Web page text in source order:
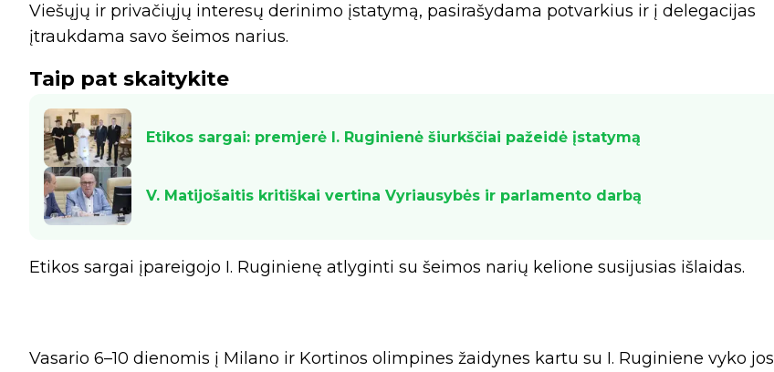
Viešųjų ir privačiųjų interesų derinimo įstatymą, pasirašydama potvarkius ir į delegacijas
įtraukdama savo šeimos narius.
Taip pat skaitykite
Etikos sargai: premjerė I. Ruginienė šiurkščiai pažeidė įstatymą
V. Matijošaitis kritiškai vertina Vyriausybės ir parlamento darbą
Etikos sargai įpareigojo I. Ruginienę atlyginti su šeimos narių kelione susijusias išlaidas.
Vasario 6–10 dienomis į Milano ir Kortinos olimpines žaidynes kartu su I. Ruginiene vyko jos